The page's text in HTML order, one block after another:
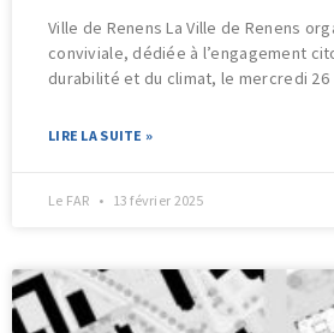
Ville de Renens La Ville de Renens
conviviale, dédiée à l’engagement
durabilité et du climat, le mercredi 26
LIRE LA SUITE »
Le FAR 13 février 2025